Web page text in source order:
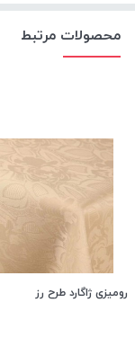
محصولات مرتبط
رومیزی ژاگارد طرح رز